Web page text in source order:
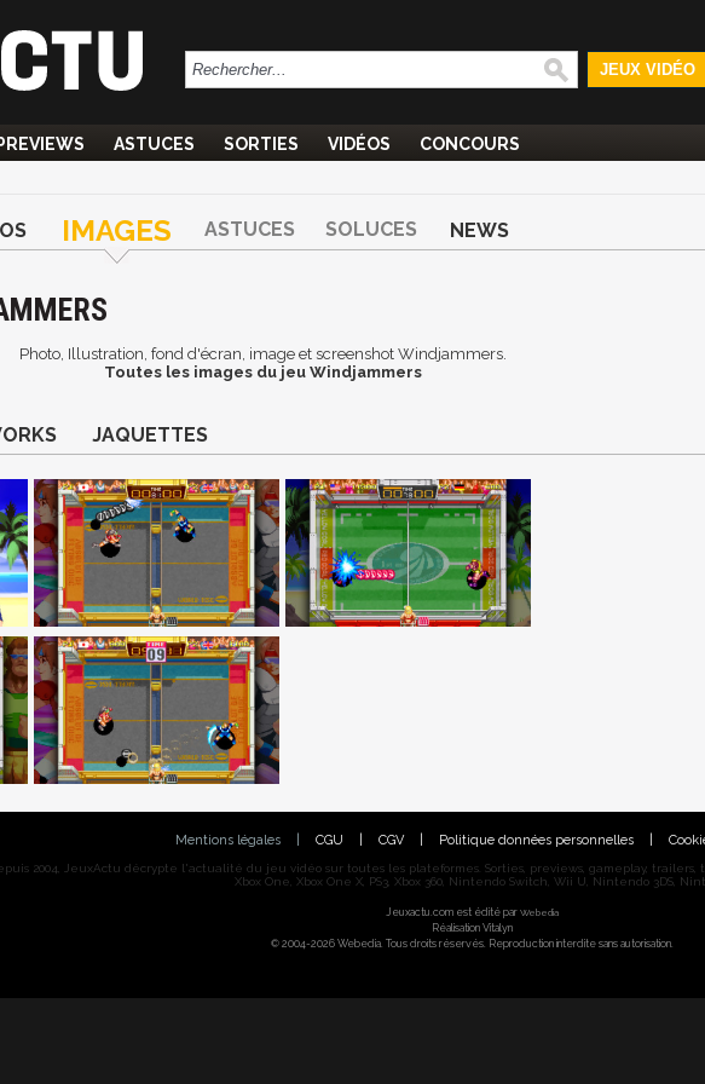
JEUX VIDÉO
PREVIEWS ASTUCES SORTIES VIDÉOS CONCOURS
IMAGES ASTUCES SOLUCES NEWS
Photo, Illustration, fond d'écran, image et screenshot Windjammers.
Toutes les images du jeu Windjammers
JAQUETTES
Mentions légales CGU CGV Politique données personnelles
2004, JeuxActu décrypte l'actualité du jeu vidéo sur toutes les plateformes. Sorties, previews, gameplay, trailers,
Xbox One, Xbox One X, PS3, Xbox 360, Nintendo Switch, Wii U, Nintendo 3DS,
Jeuxactu.com est édité par Webedia
Réalisation Vitalyn
© 2004-2026 Webedia. Tous droits réservés. Reproduction interdite sans autorisation.